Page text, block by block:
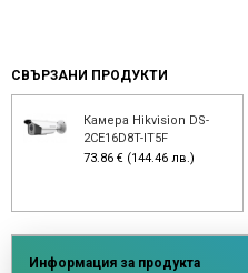
СВЪРЗАНИ ПРОДУКТИ
Камера Hikvision DS-
2CE16D8T-IT5F
73.86 € (144.46 лв.)
Информация за продукта